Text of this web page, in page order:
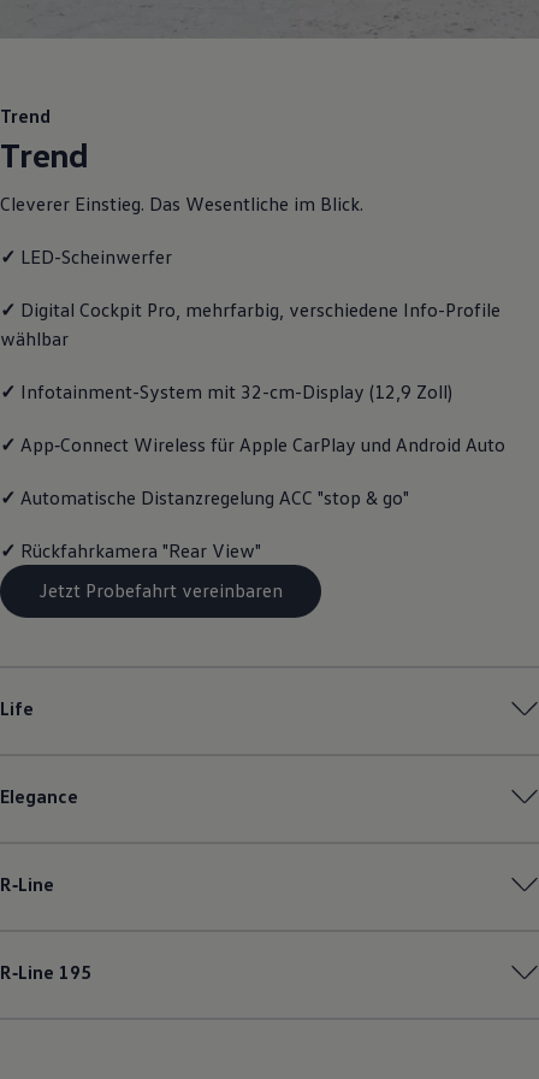
Räder und Reifen
Transport
Entertainment und Elektronik
Wallbox und Ladekabel
Dienste für Ihr Modell finden
Volkswagen Apps, Login und Shop
Über Ihr Auto
Vorgängermodelle
Volkswagen Kundenbetreuung
Assistenzsysteme
Live Beratung
Magazin
Lifestyle
Transport
Familie
Trend
Trend
Cleverer Einstieg. Das Wesentliche im Blick.
✓ LED-Scheinwerfer
✓ Digital Cockpit Pro, mehrfarbig, verschiedene Info-Profile
wählbar
✓ Infotainment-System mit 32-cm-Display (12,9 Zoll)
✓ App‑Connect Wireless für Apple CarPlay und Android Auto
✓ Automatische Distanzregelung ACC "stop & go"
✓ Rückfahrkamera "Rear View"
Jetzt Probefahrt vereinbaren
Life
Elegance
R‑Line
R‑Line 195